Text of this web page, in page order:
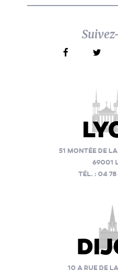
51 MONTÉE DE
69001
TÉL. : 04
10 A RUE DE